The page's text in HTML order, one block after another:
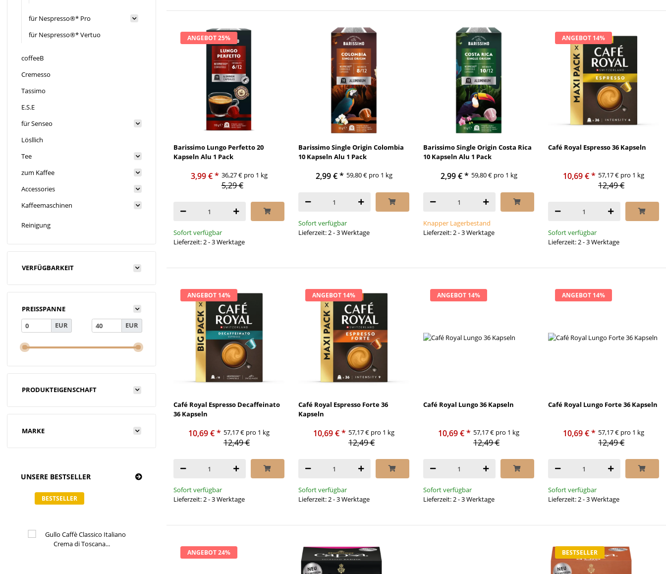
ANGEBOT 25%
Barissimo Lungo Perfetto 20
Kapseln Alu 1 Pack
3,99 €* 36,27 € pro 1 kg
5,29 €
Sofort verfügbar
Lieferzeit: 2 - 3 Werktage
Barissimo Single Origin Colombia
10 Kapseln Alu 1 Pack
2,99 €* 59,80 € pro 1 kg
Sofort verfügbar
Lieferzeit: 2 - 3 Werktage
Barissimo Single Origin Costa Rica
10 Kapseln Alu 1 Pack
2,99 €* 59,80 € pro 1 kg
Knapper Lagerbestand
Lieferzeit: 2 - 3 Werktage
ANGEBOT 14%
Café Royal Espresso 36 Kapseln
10,69 €* 57,17 € pro 1 kg
12,49 €
Sofort verfügbar
Lieferzeit: 2 - 3 Werktage
ANGEBOT 14%
Café Royal Espresso Decaffeinato
36 Kapseln
10,69 €* 57,17 € pro 1 kg
12,49 €
Sofort verfügbar
Lieferzeit: 2 - 3 Werktage
ANGEBOT 14%
Café Royal Espresso Forte 36
Kapseln
10,69 €* 57,17 € pro 1 kg
12,49 €
Sofort verfügbar
Lieferzeit: 2 - 3 Werktage
ANGEBOT 14%
Café Royal Lungo 36 Kapseln
10,69 €* 57,17 € pro 1 kg
12,49 €
Sofort verfügbar
Lieferzeit: 2 - 3 Werktage
ANGEBOT 14%
Café Royal Lungo Forte 36 Kapseln
10,69 €* 57,17 € pro 1 kg
12,49 €
Sofort verfügbar
Lieferzeit: 2 - 3 Werktage
ANGEBOT 24% BESTSELLER
für Nespresso®* Pro
für Nespresso®* Vertuo
coffeeB
Cremesso
Tassimo
E.S.E
für Senseo
Lösllich
Tee
zum Kaffee
Accessories
Kaffeemaschinen
Reinigung
VERFÜGBARKEIT
PREISSPANNE
EUR
EUR
PRODUKTEIGENSCHAFT
MARKE
UNSERE BESTSELLER
BESTSELLER BESTSELLER ANGEBOT 14% BESTSELLER BESTSELLER